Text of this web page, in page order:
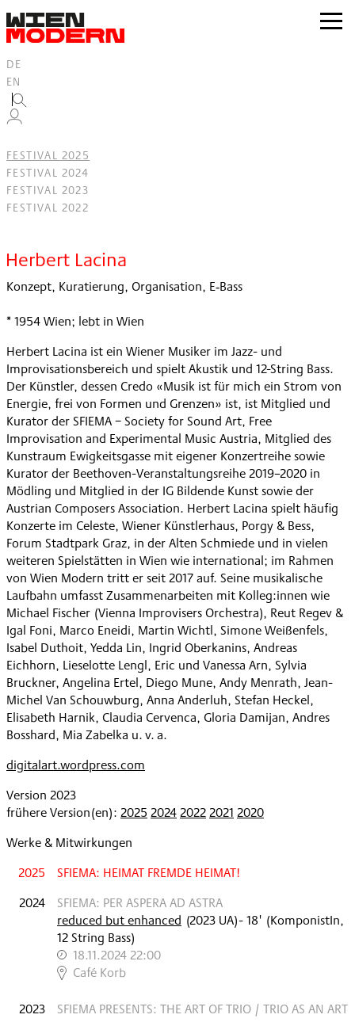
springen
zur
DE
EN
FESTIVAL 2025
FESTIVAL 2024
FESTIVAL 2023
FESTIVAL 2022
Herbert Lacina
Konzept, Kuratierung, Organisation, E‐Bass
* 1954 Wien; lebt in Wien
Herbert Lacina ist ein Wiener Musiker im Jazz- und
Improvisationsbereich und spielt Akustik und 12-String Bass.
Der Künstler, dessen Credo «Musik ist für mich ein Strom von
Energie, frei von Formen und Grenzen» ist, ist Mitglied und
Kurator der SFIEMA − Society for Sound Art, Free
Improvisation and Experimental Music Austria, Mitglied des
Kunstraum Ewigkeitsgasse mit eigener Konzertreihe sowie
Kurator der Beethoven-Veranstaltungsreihe 2019–2020 in
Mödling und Mitglied in der IG Bildende Kunst sowie der
Austrian Composers Association. Herbert Lacina spielt häufig
Konzerte im Celeste, Wiener Künstlerhaus, Porgy & Bess,
Forum Stadtpark Graz, in der Alten Schmiede und in vielen
weiteren Spielstätten in Wien wie international; im Rahmen
von Wien Modern tritt er seit 2017 auf. Seine musikalische
Laufbahn umfasst Zusammenarbeiten mit Kolleg:innen wie
Michael Fischer (Vienna Improvisers Orchestra), Reut Regev &
Igal Foni, Marco Eneidi, Martin Wichtl, Simone Weißenfels,
Isabel Duthoit, Yedda Lin, Ingrid Oberkanins, Andreas
Eichhorn, Lieselotte Lengl, Eric und Vanessa Arn, Sylvia
Bruckner, Angelina Ertel, Diego Mune, Andy Menrath, Jean-
Michel Van Schouwburg, Anna Anderluh, Stefan Heckel,
Elisabeth Harnik, Claudia Cervenca, Gloria Damijan, Andres
Bosshard, Mia Zabelka u. v. a.
digitalart.wordpress.com
Version 2023
frühere Version(en): 2025 202420222021 2020
Werke & Mitwirkungen
2025
SFIEMA: HEIMAT FREMDE HEIMAT!
2024
SFIEMA: PER ASPERA AD ASTRA
reduced but enhanced (2023 UA)- 18' (KomponistIn,
12 String Bass)
18.11.2024 22:00
,
Café Korb
2023
SFIEMA PRESENTS: THE ART OF TRIO / TRIO AS AN ART